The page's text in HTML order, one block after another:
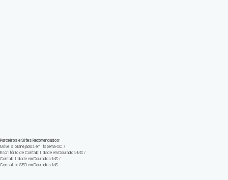
Parceiros e Sites Recomendados:
Móveis planejados em Itapema-SC /
Escritório de Contabilidade em Dourados-MS /
Contabilidade em Dourados-MS /
Consultor SEO em Dourados-MS